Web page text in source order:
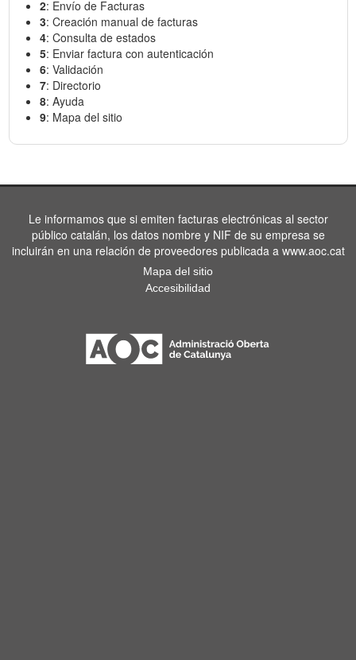
2: Envío de Facturas
3: Creación manual de facturas
4: Consulta de estados
5: Enviar factura con autenticación
6: Validación
7: Directorio
8: Ayuda
9: Mapa del sitio
Le informamos que si emiten facturas electrónicas al sector
público catalán, los datos nombre y NIF de su empresa se
incluirán en una relación de proveedores publicada a www.aoc.cat
Mapa del sitio
Accesibilidad